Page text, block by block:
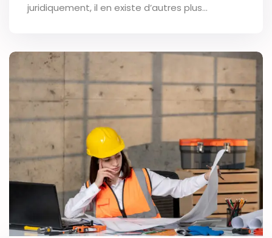
juridiquement, il en existe d’autres plus…